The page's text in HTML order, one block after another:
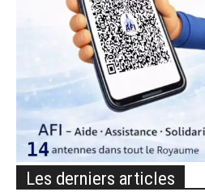
Les derniers articles